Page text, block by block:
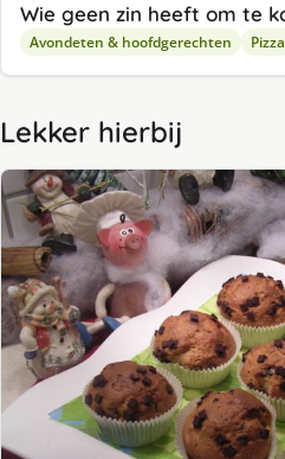
Wie geen zin heeft om te
Avondeten & hoofdgerechten
Lekker hierbij